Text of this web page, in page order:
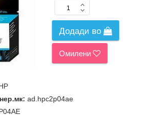
Додади во
Омилени
ad.hpc2p04ae